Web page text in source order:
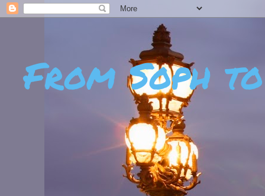
From Soph
- DÉCOUVERTES -
CRÉATIVITÉ - ART